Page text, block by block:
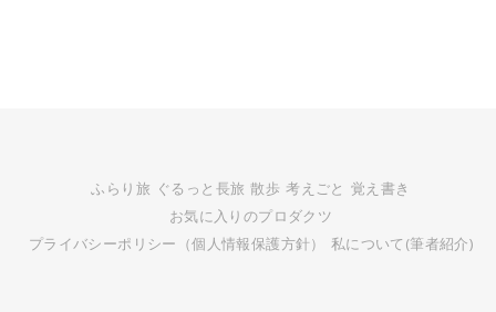
ふらり旅 ぐるっと長旅 散歩 考えごと 覚え書き
お気に入りのプロダクツ
プライバシーポリシー（個人情報保護方針）
私について(筆者紹介)